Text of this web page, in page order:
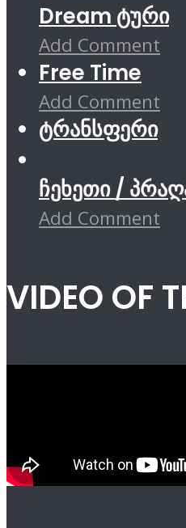
Dream ტური
Add Comment
Free Time
Add Comment
ტრანსფერი
ჩეხეთი /
Add Comment
VIDEO OF